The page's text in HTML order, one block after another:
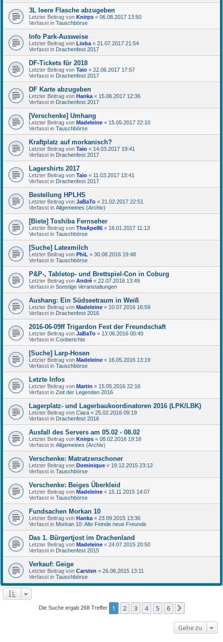
3L leere Flasche abzugeben
Letzter Beitrag von Knirps « 06.08.2017 13:50
Verfasst in Tauschbörse
Info Park-Ausweise
Letzter Beitrag von Lioba « 21.07.2017 21:54
Verfasst in Drachenfest 2017
DF-Tickets für 2018
Letzter Beitrag von Taio « 22.06.2017 17:57
Verfasst in Drachenfest 2017
DF Karte abzugeben
Letzter Beitrag von Hanka « 15.06.2017 12:36
Verfasst in Drachenfest 2017
[Verschenke] Umhang
Letzter Beitrag von Madeleine « 15.05.2017 22:10
Verfasst in Tauschbörse
Kraftplatz auf morkanisch?
Letzter Beitrag von Taio « 14.03.2017 19:41
Verfasst in Drachenfest 2017
Lagershirts 2017
Letzter Beitrag von Taio « 11.03.2017 13:41
Verfasst in Drachenfest 2017
Bestellung HPLHS
Letzter Beitrag von JaBaTo « 21.02.2017 22:51
Verfasst in Allgemeines (Archiv)
[Biete] Toshiba Fernseher
Letzter Beitrag von TheApe86 « 16.01.2017 11:13
Verfasst in Tauschbörse
[Suche] Latexmilch
Letzter Beitrag von PhiL « 30.08.2016 19:48
Verfasst in Tauschbörse
P&P-, Tabletop- und Brettspiel-Con in Coburg
Letzter Beitrag von André « 22.07.2016 13:49
Verfasst in Sonstige Veranstaltungen
Aushang: Ein Südseetraum in Weiß
Letzter Beitrag von Madeleine « 10.07.2016 16:59
Verfasst in Drachenfest 2016
2016-06-09ff Trigardon Fest der Freundschaft
Letzter Beitrag von JaBaTo « 13.06.2016 00:40
Verfasst in Conberichte
[Suche] Larp-Hosen
Letzter Beitrag von Madeleine « 16.05.2016 13:19
Verfasst in Tauschbörse
Letzte Infos
Letzter Beitrag von Martin « 15.05.2016 22:16
Verfasst in Zeit der Legenden 2016
Lagerplatz- und Lagerbaukoordinatoren 2016 (LPK/LBK)
Letzter Beitrag von Ciara « 25.02.2016 09:19
Verfasst in Drachenfest 2016
Ausfall des Servers am 05.02 - 08.02
Letzter Beitrag von Knirps « 08.02.2016 19:16
Verfasst in Allgemeines (Archiv)
Verschenke: Matratzenschoner
Letzter Beitrag von Dominique « 19.12.2015 23:12
Verfasst in Tauschbörse
Verschenke: Beiges Überkleid
Letzter Beitrag von Madeleine « 15.11.2015 14:07
Verfasst in Tauschbörse
Fundsachen Morkan 10
Letzter Beitrag von Hanka « 23.09.2015 13:36
Verfasst in Morkan 10: Alte Feinde neue Freunde
Das 1. Bürgertjost im Drachenland
Letzter Beitrag von Madeleine « 24.07.2015 20:50
Verfasst in Drachenfest 2015
Verkauf: Geige
Letzter Beitrag von Carsten « 26.06.2015 13:11
Verfasst in Tauschbörse
Die Suche ergab 268 Treffer 1 2 3 4 5 6
Gehe zu